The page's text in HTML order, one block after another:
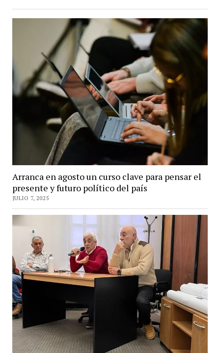
Arranca en agosto un curso clave para pensar el
presente y futuro político del país
JULIO 7, 2025